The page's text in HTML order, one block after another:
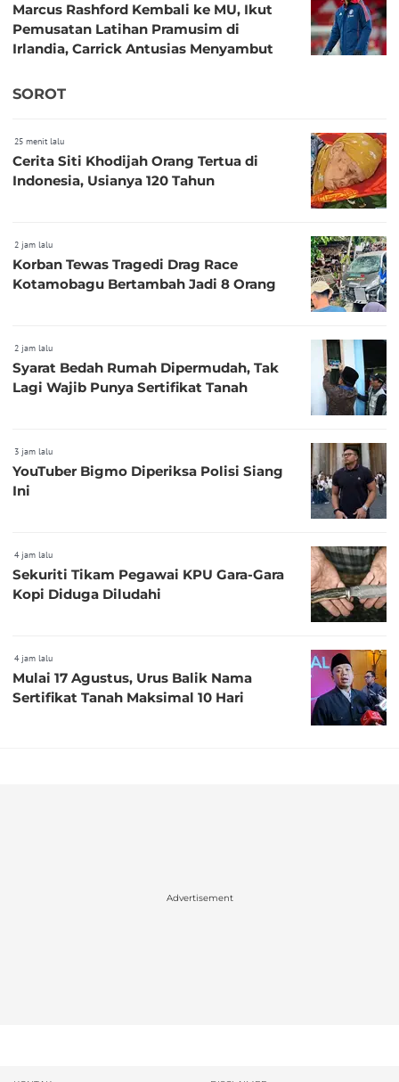
Marcus Rashford Kembali ke MU, Ikut
Pemusatan Latihan Pramusim di
Irlandia, Carrick Antusias Menyambut
SOROT
25 menit lalu
Cerita Siti Khodijah Orang Tertua di
Indonesia, Usianya 120 Tahun
2 jam lalu
Korban Tewas Tragedi Drag Race
Kotamobagu Bertambah Jadi 8 Orang
2 jam lalu
Syarat Bedah Rumah Dipermudah, Tak
Lagi Wajib Punya Sertifikat Tanah
3 jam lalu
YouTuber Bigmo Diperiksa Polisi Siang
Ini
4 jam lalu
Sekuriti Tikam Pegawai KPU Gara-Gara
Kopi Diduga Diludahi
4 jam lalu
Mulai 17 Agustus, Urus Balik Nama
Sertifikat Tanah Maksimal 10 Hari
Advertisement